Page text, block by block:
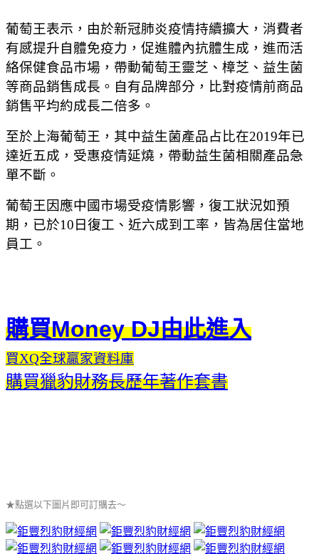
葡萄王表示，由於新冠肺炎疫情持續擴大，消費者
有感提升自體免疫力，促進體內抗體生成，進而活
絡保健食品市場，帶動葡萄王靈芝、樟芝、益生菌
等商品銷售成長。自有品牌部分，比對疫情前商品
銷售平均約成長二倍多。
至於上海葡萄王，其中益生菌產品占比在2019年已
達近五成，受惠疫情延燒，帶動益生菌相關產品急
單不斷。
葡萄王因應中國市場受疫情影響，復工狀況如預
期，已於10日復工、近六成到工率，皆為居住當地
員工。
購買Money DJ由此進入
買XQ全球贏家資料庫
購買獵豹財務長歷年著作套書
★點選以下圖片即可訂購去～